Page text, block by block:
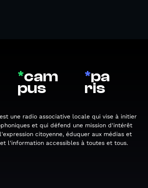
*cam
pus
*pa
ris
une radio associative locale qui vise à initier
et qui défend une mission d'intérêt
citoyenne, éduquer aux médias et
l'information accessibles à toutes et tous.